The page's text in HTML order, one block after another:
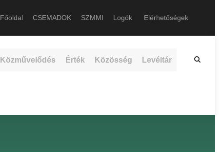
Főoldal CSEMADOK SZMMI Logók Elérhetőségek
Közművelődés Érték Közösség Levéltár